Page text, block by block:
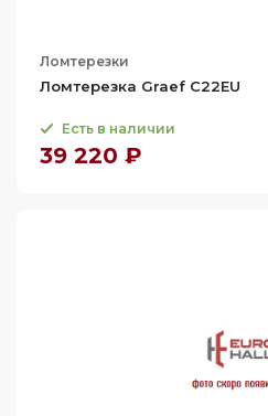
Ломтерезки
Ломтерезка Graef C22EU
Есть в наличии
39 220 ₽